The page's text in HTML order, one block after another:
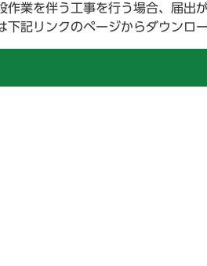
業を伴う工事を行う場合、届出
記リンクのページからダウンロー